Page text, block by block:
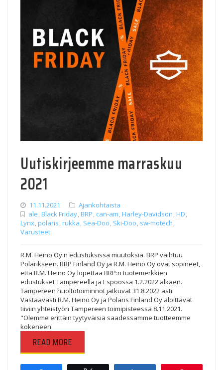
Uutiskirjeemme marraskuu
2021
11.11.2021
Ajankohtaista
ale,Black Friday,BRP, can-am,Harley-Davidson,HD,
Lynx,polaris,rukka, Sea-Doo, Ski-Doo, sw-motech,
Varusteet
R.M. Heino Oy:n edustuksissa muutoksia. BRP vaihtuu
Polarikseen. BRP Finland Oy ja R.M. Heino Oy ovat sopineet,
että R.M. Heino Oy lopettaa BRP:n tuotemerkkien
edustukset Tampereella ja Espoossa 1.2.2022 alkaen.
Tampereen huoltotoiminnot jatkuvat 31.8.2022 asti.
Vastaavasti R.M. Heino Oy ja Polaris Finland Oy aloittavat
tiiviin yhteistyön Tampereen toimipisteessä 8.11.2021.
"Olemme erittäin tyytyväisiä saadessamme tuotteemme
kokeneen
READ MORE